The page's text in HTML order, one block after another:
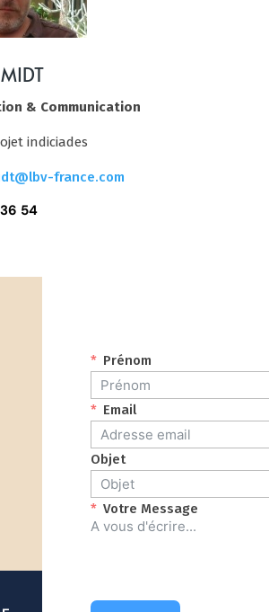
& Communication
indiciades
france.com
54
Prénom
Email
Objet
Votre Message